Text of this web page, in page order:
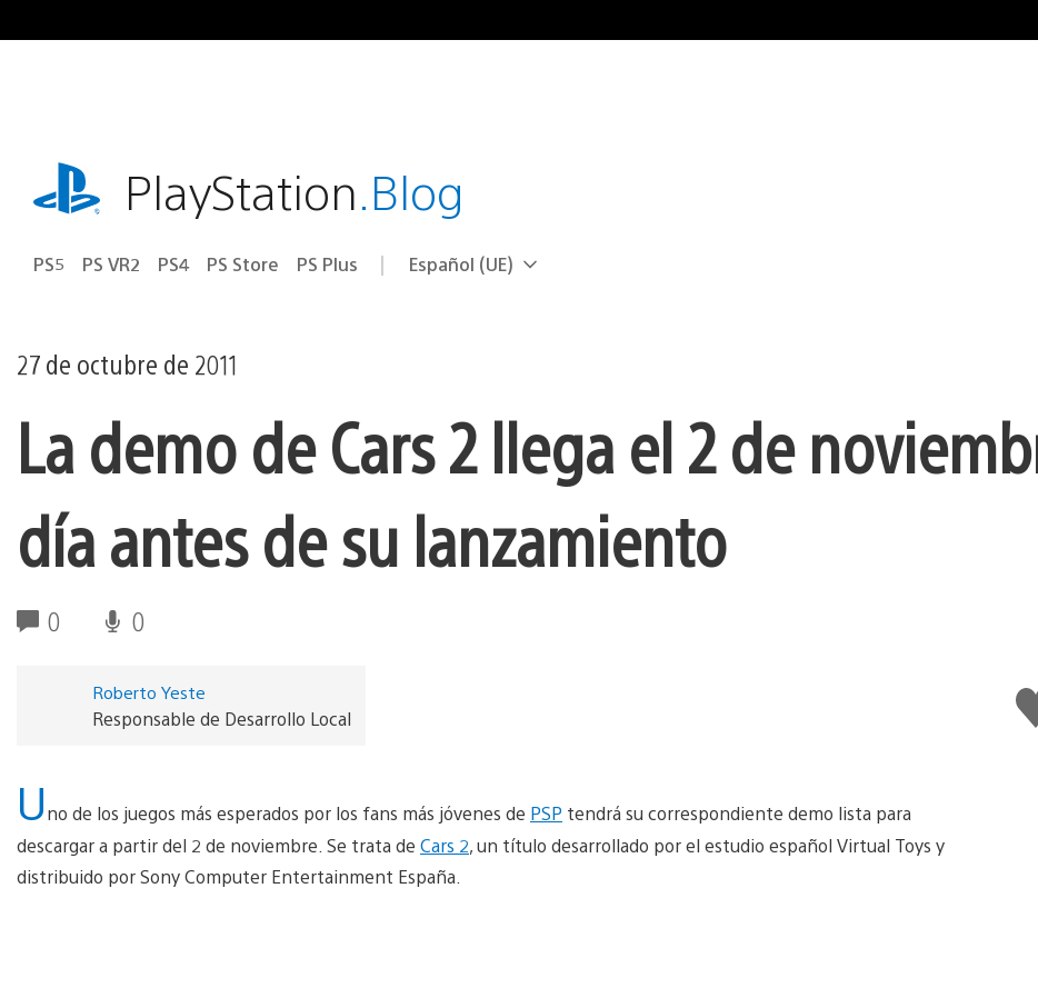
al
playstation.comPlayStation.Blog
PS5 PS VR2 PS4 PS Store PS Plus Selecciona
Región
Español (UE)
27 de octubre de 2011
La demo de Cars 2 llega el 2 de
día antes de su lanzamiento
0 0
Roberto Yeste
Responsable de Desarrollo Local
Uno de los juegos más esperados por los fans más jóvenes de PSP tendrá su correspondiente demo lista para
descargar a partir del 2 de noviembre. Se trata de Cars 2, un título desarrollado por el estudio español Virtual Toys y
distribuido por Sony Computer Entertainment España.